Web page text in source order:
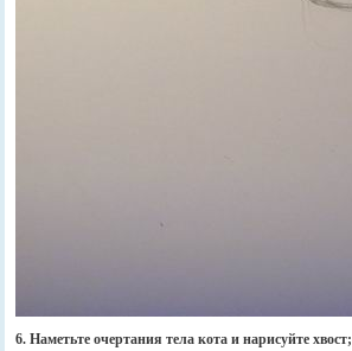
6. Наметьте очертания тела кота и нарисуйте хвост;